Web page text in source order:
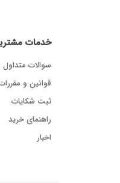
خدمات
سوالات متداول
قوانین و
ثبت شکایات
راهنمای خرید
اخبار